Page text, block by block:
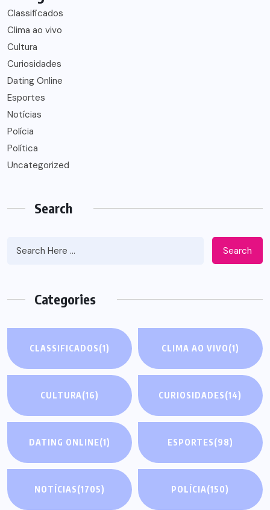
Classificados
Clima ao vivo
Cultura
Curiosidades
Dating Online
Esportes
Notícias
Polícia
Política
Uncategorized
Search
Search
Categories
CLASSIFICADOS(1) CLIMA AO VIVO(1)
CULTURA(16) CURIOSIDADES(14)
DATING ONLINE(1) ESPORTES(98)
NOTÍCIAS(1705) POLÍCIA(150)